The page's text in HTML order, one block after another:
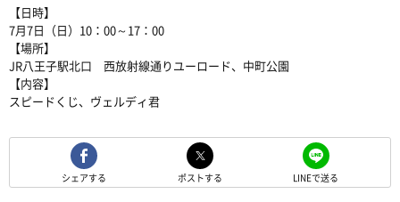
【日時】
7月7日（日）10：00～17：00
【場所】
JR八王子駅北口 西放射線通りユーロード、中町公園
【内容】
スピードくじ、ヴェルディ君
シェアする ポストする LINEで送る